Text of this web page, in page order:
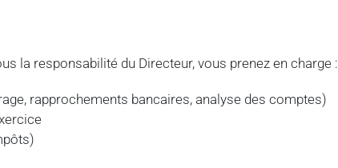
la responsabilité du Directeur, vous prenez en charge :
rapprochements bancaires, analyse des comptes)